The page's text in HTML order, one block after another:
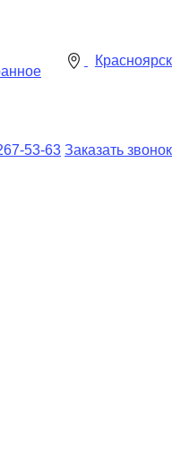
Красноярск
53-63 Заказать звонок